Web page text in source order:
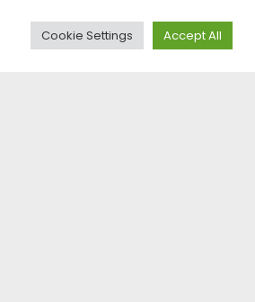
Cookie Settings Accept All